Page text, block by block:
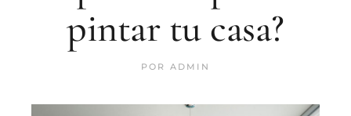
pintar tu casa?
POR ADMIN